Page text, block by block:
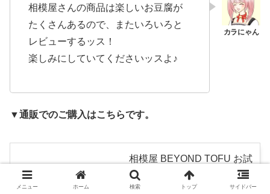
相模屋さんの商品は楽しいお豆腐が
たくさんあるので、またいろいろと
レビューするッス！
楽しみにしていてくださいッスよ♪
▼通販でのご購入はこちらです。
相模屋 BEYOND TOFU お試
しセット 6種類 うにのよう
メニュー ホーム 検索 トップ サイドバー